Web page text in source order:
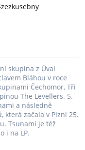
skupina z Úval
Bláhou v roce
Čechomor, Tři
The Levellers. 5.
a následně
začala v Plzni 25.
Tsunami je též
i na LP.